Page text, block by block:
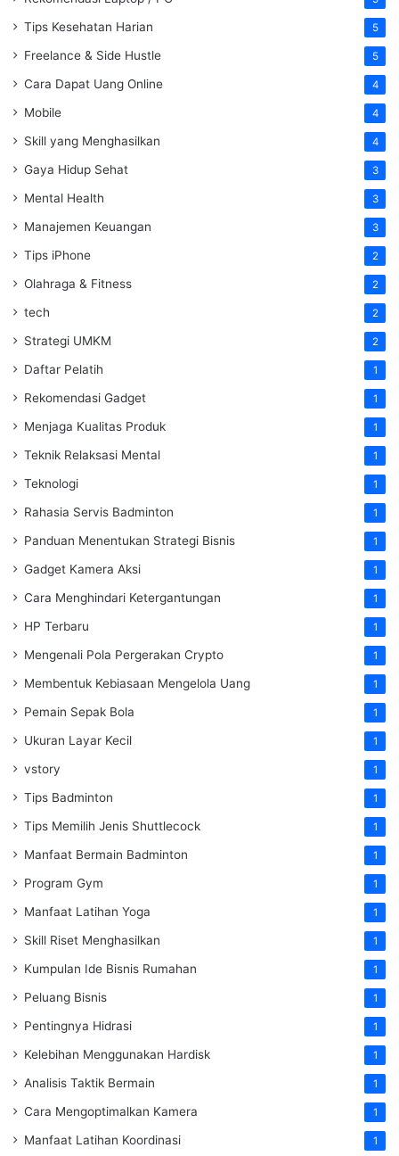
Tips Kesehatan Harian 5
Freelance & Side Hustle 5
Cara Dapat Uang Online 4
Mobile 4
Skill yang Menghasilkan 4
Gaya Hidup Sehat 3
Mental Health 3
Manajemen Keuangan 3
Tips iPhone 2
Olahraga & Fitness 2
tech 2
Strategi UMKM 2
Daftar Pelatih 1
Rekomendasi Gadget 1
Menjaga Kualitas Produk 1
Teknik Relaksasi Mental 1
Teknologi 1
Rahasia Servis Badminton 1
Panduan Menentukan Strategi Bisnis 1
Gadget Kamera Aksi 1
Cara Menghindari Ketergantungan 1
HP Terbaru 1
Mengenali Pola Pergerakan Crypto 1
Membentuk Kebiasaan Mengelola Uang 1
Pemain Sepak Bola 1
Ukuran Layar Kecil 1
vstory 1
Tips Badminton 1
Tips Memilih Jenis Shuttlecock 1
Manfaat Bermain Badminton 1
Program Gym 1
Manfaat Latihan Yoga 1
Skill Riset Menghasilkan 1
Kumpulan Ide Bisnis Rumahan 1
Peluang Bisnis 1
Pentingnya Hidrasi 1
Kelebihan Menggunakan Hardisk 1
Analisis Taktik Bermain 1
Cara Mengoptimalkan Kamera 1
Manfaat Latihan Koordinasi 1